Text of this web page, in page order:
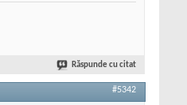
Răspunde cu citat
#5342